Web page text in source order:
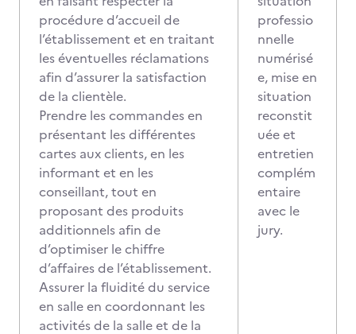
procédure d’accueil de
l’établissement et en traitant
les éventuelles réclamations
afin d’assurer la satisfaction
de la clientèle.
Prendre les commandes en
présentant les différentes
cartes aux clients, en les
informant et en les
conseillant, tout en
proposant des produits
additionnels afin de
d’optimiser le chiffre
d’affaires de l’établissement.
Assurer la fluidité du service
en salle en coordonnant les
activités de la salle et de la
professio
nnelle
numérisé
e, mise en
situation
reconstit
uée et
entretien
complém
entaire
avec le
jury.